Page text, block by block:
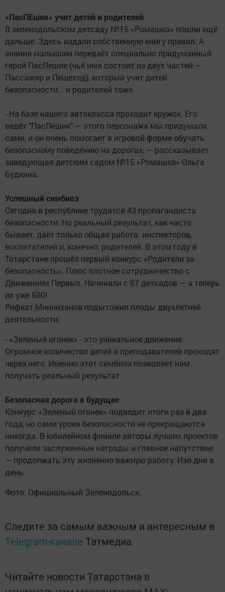
«ПасПЕшик» учит детей и родителей
В зеленодольском детсаду №15 «Ромашка» пошли ещё
дальше. Здесь издали собственную книгу правил. А
знания малышам передаёт специально придуманный
герой ПасПешик (чьё имя состоит из двух частей –
Пассажир и Пешеход), который учит детей
безопасности... и родителей тоже.
- На базе нашего автокласса проходит кружок. Его
ведёт "ПасПешик" — этого персонажа мы придумали
сами, и он очень помогает в игровой форме обучать
безопасному поведению на дорогах, — рассказывает
заведующая детским садом №15 «Ромашка» Ольга
Будкина.
Успешный симбиоз
Сегодня в республике трудятся 43 пропагандиста
безопасности. Но реальный результат, как часто
бывает, даёт только общая работа: инспекторов,
воспитателей и, конечно, родителей. В этом году в
Татарстане прошёл первый конкурс «Родители за
безопасность». Плюс плотное сотрудничество с
Движением Первых. Начинали с 67 детсадов — а теперь
их уже 500!
Рифкат Минниханов подытожил плоды двухлетней
деятельности:
- «Зеленый огонек» - это уникальное движение.
Огромное количество детей и преподавателей проходят
через него. Именно этот симбиоз позволяет нам
получать реальный результат.
Безопасная дорога в будущее
Конкурс «Зеленый огонек» подводит итоги раз в два
года, но сами уроки безопасности не прекращаются
никогда. В юбилейном финале авторы лучших проектов
получили заслуженные награды и главное напутствие
— продолжать эту жизненно важную работу. Изо дня в
день.
Фото: Официальный Зеленодольск.
Следите за самым важным и интересным в
Telegram-канале Татмедиа
Читайте новости Татарстана в